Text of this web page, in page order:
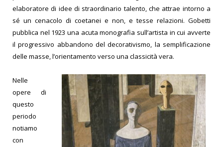
elaboratore di idee di straordinario talento, che attrae intorno a
sé un cenacolo di coetanei e non, e tesse relazioni. Gobetti
pubblica nel 1923 una acuta monografia sull’artista in cui avverte
il progressivo abbandono del decorativismo, la semplificazione
delle masse, l’orientamento verso una classicità vera.
Nelle
opere di
questo
periodo
notiamo
con